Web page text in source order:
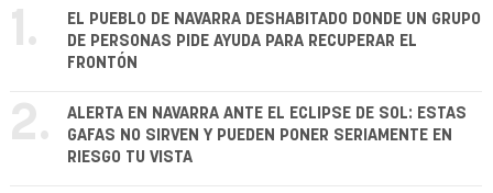
1.
EL PUEBLO DE NAVARRA DESHABITADO DONDE UN GRUPO
DE PERSONAS PIDE AYUDA PARA RECUPERAR EL
FRONTÓN
2.
ALERTA EN NAVARRA ANTE EL ECLIPSE DE SOL: ESTAS
GAFAS NO SIRVEN Y PUEDEN PONER SERIAMENTE EN
RIESGO TU VISTA